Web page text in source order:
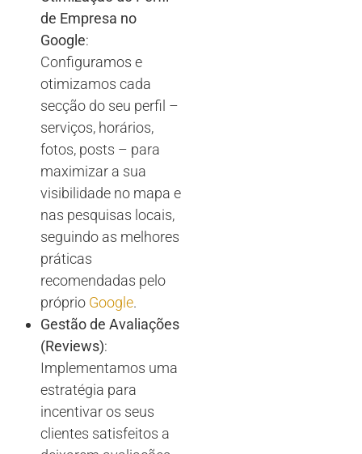
de Empresa no
Google:
Configuramos e
otimizamos cada
secção do seu perfil –
serviços, horários,
fotos, posts – para
maximizar a sua
visibilidade no mapa e
nas pesquisas locais,
seguindo as melhores
práticas
recomendadas pelo
próprio Google.
Gestão de Avaliações
(Reviews):
Implementamos uma
estratégia para
incentivar os seus
clientes satisfeitos a